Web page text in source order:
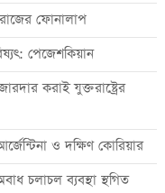
ফোনালাপ
পেজেশকিয়ান
করাই যুক্তরাষ্ট্রের
ও দক্ষিণ কোরিয়ার
চলাচল ব্যবস্থা স্থগিত